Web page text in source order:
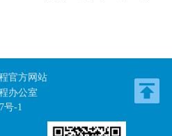
官方网站
办公室
号-1